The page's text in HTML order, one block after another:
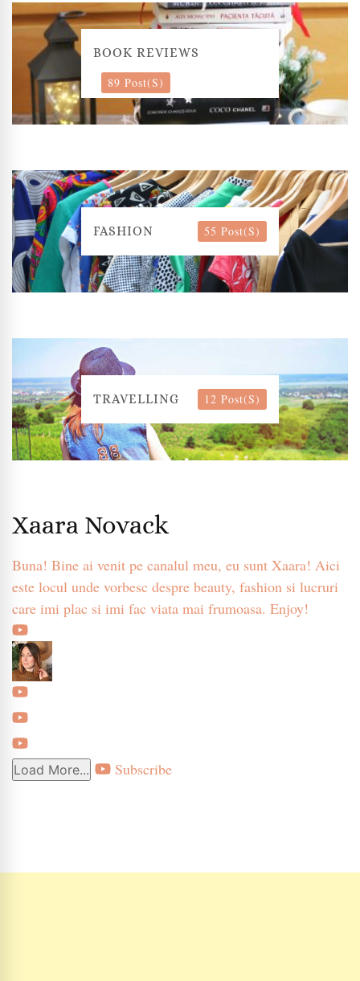
BOOK REVIEWS
89 Post(s)
FASHION 55 Post(s)
TRAVELLING 12 Post(s)
Xaara Novack
Buna! Bine ai venit pe canalul meu, eu sunt Xaara! Aici
este locul unde vorbesc despre beauty, fashion si lucruri
care imi plac si imi fac viata mai frumoasa. Enjoy!
Load More... Subscribe